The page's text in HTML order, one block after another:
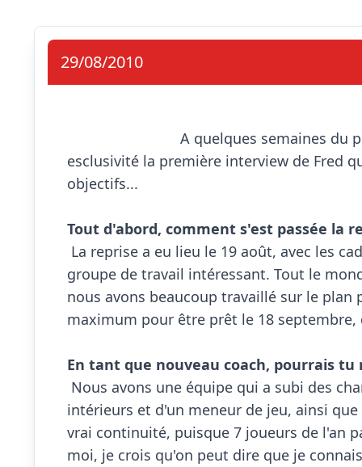
29/08/2010
esclusivité la première interview de Fred
objectifs...
Tout d'abord, comment s'est passée la
groupe de travail intéressant. Tout le
nous avons beaucoup travaillé sur le
maximum pour être prêt le 18
En tant que nouveau coach, pourrais tu
intérieurs et d'un meneur de jeu, ainsi
vrai continuité, puisque 7 joueurs de l'an
moi, je crois qu'on peut dire que je